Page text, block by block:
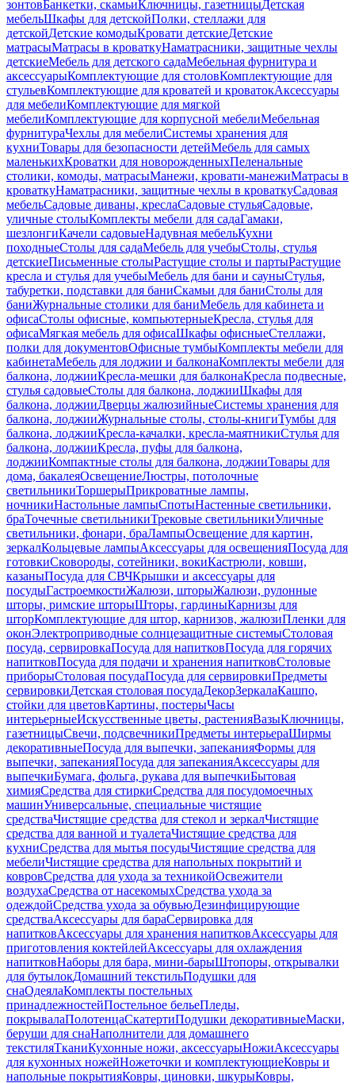
зонтовБанкетки, скамьиКлючницы, газетницыДетская
мебельШкафы для детскойПолки, стеллажи для
детскойДетские комодыКровати детскиеДетские
матрасыМатрасы в кроваткуНаматрасники, защитные чехлы
детскиеМебель для детского садаМебельная фурнитура и
аксессуарыКомплектующие для столовКомплектующие для
стульевКомплектующие для кроватей и кроватокАксессуары
для мебелиКомплектующие для мягкой
мебелиКомплектующие для корпусной мебелиМебельная
фурнитураЧехлы для мебелиСистемы хранения для
кухниТовары для безопасности детейМебель для самых
маленькихКроватки для новорожденныхПеленальные
столики, комоды, матрасыМанежи, кровати-манежиМатрасы в
кроваткуНаматрасники, защитные чехлы в кроваткуСадовая
мебельСадовые диваны, креслаСадовые стульяСадовые,
уличные столыКомплекты мебели для садаГамаки,
шезлонгиКачели садовыеНадувная мебельКухни
походныеСтолы для садаМебель для учебыСтолы, стулья
детскиеПисьменные столыРастущие столы и партыРастущие
кресла и стулья для учебыМебель для бани и сауныСтулья,
табуретки, подставки для баниСкамьи для баниСтолы для
баниЖурнальные столики для баниМебель для кабинета и
офисаСтолы офисные, компьютерныеКресла, стулья для
офисаМягкая мебель для офисаШкафы офисныеСтеллажи,
полки для документовОфисные тумбыКомплекты мебели для
кабинетаМебель для лоджии и балконаКомплекты мебели для
балкона, лоджииКресла-мешки для балконаКресла подвесные,
стулья садовыеСтолы для балкона, лоджииШкафы для
балкона, лоджииДверцы жалюзийныеСистемы хранения для
балкона, лоджииЖурнальные столы, столы-книгиТумбы для
балкона, лоджииКресла-качалки, кресла-маятникиСтулья для
балкона, лоджииКресла, пуфы для балкона,
лоджииКомпактные столы для балкона, лоджииТовары для
дома, бакалеяОсвещениеЛюстры, потолочные
светильникиТоршерыПрикроватные лампы,
ночникиНастольные лампыСпотыНастенные светильники,
браТочечные светильникиТрековые светильникиУличные
светильники, фонари, браЛампыОсвещение для картин,
зеркалКольцевые лампыАксессуары для освещенияПосуда для
готовкиСковороды, сотейники, вокиКастрюли, ковши,
казаныПосуда для СВЧКрышки и аксессуары для
посудыГастроемкостиЖалюзи, шторыЖалюзи, рулонные
шторы, римские шторыШторы, гардиныКарнизы для
шторКомплектующие для штор, карнизов, жалюзиПленки для
оконЭлектроприводные солнцезащитные системыСтоловая
посуда, сервировкаПосуда для напитковПосуда для горячих
напитковПосуда для подачи и хранения напитковСтоловые
приборыСтоловая посудаПосуда для сервировкиПредметы
сервировкиДетская столовая посудаДекорЗеркалаКашпо,
стойки для цветовКартины, постерыЧасы
интерьерныеИскусственные цветы, растенияВазыКлючницы,
газетницыСвечи, подсвечникиПредметы интерьераШирмы
декоративныеПосуда для выпечки, запеканияФормы для
выпечки, запеканияПосуда для запеканияАксессуары для
выпечкиБумага, фольга, рукава для выпечкиБытовая
химияСредства для стиркиСредства для посудомоечных
машинУниверсальные, специальные чистящие
средстваЧистящие средства для стекол и зеркалЧистящие
средства для ванной и туалетаЧистящие средства для
кухниСредства для мытья посудыЧистящие средства для
мебелиЧистящие средства для напольных покрытий и
ковровСредства для ухода за техникойОсвежители
воздухаСредства от насекомыхСредства ухода за
одеждойСредства ухода за обувьюДезинфицирующие
средстваАксессуары для бараСервировка для
напитковАксессуары для хранения напитковАксессуары для
приготовления коктейлейАксессуары для охлаждения
напитковНаборы для бара, мини-барыШтопоры, открывалки
для бутылокДомашний текстильПодушки для
снаОдеялаКомплекты постельных
принадлежностейПостельное бельеПледы,
покрывалаПолотенцаСкатертиПодушки декоративныеМаски,
беруши для снаНаполнители для домашнего
текстиляТканиКухонные ножи, аксессуарыНожиАксессуары
для кухонных ножейНожеточки и комплектующиеКовры и
напольные покрытияКовры, циновки, шкурыКовры,